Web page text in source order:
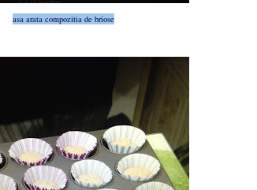
asa arata compozitia de briose